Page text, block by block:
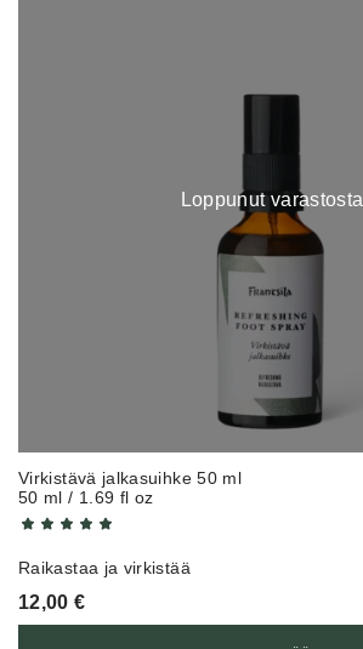
Loppunut varastosta
Virkistävä jalkasuihke 50 ml
50 ml / 1.69 fl oz
Raikastaa ja virkistää
12,00€